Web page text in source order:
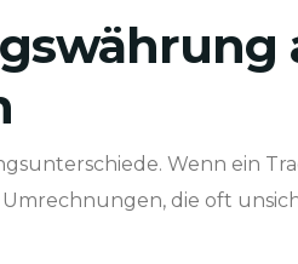
Wenn ein
die oft